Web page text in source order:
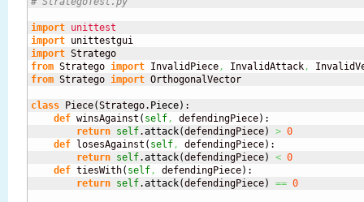
import unittest
import
import
from Stratego import InvalidPiece, InvalidAttack,
from Stratego import OrthogonalVector
class Piece(Stratego. Piece) :
def winsAgainst ( self, defendingPiece) :
return self.attack(defendingPiece) > 0
def losesAgainst ( self, defendingPiece) :
return self.attack(defendingPiece) < 0
def tiesWith( self, defendingPiece) :
return self.attack(defendingPiece) == 0